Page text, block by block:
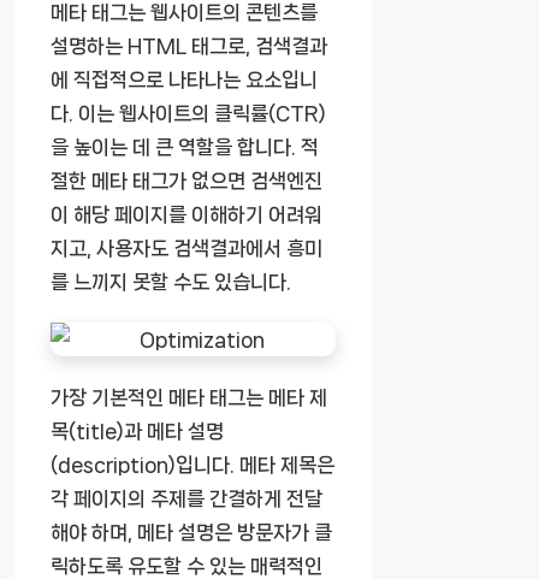
메타 태그는 웹사이트의 콘텐츠를
설명하는 HTML 태그로, 검색결과
에 직접적으로 나타나는 요소입니
다. 이는 웹사이트의 클릭률(CTR)
을 높이는 데 큰 역할을 합니다. 적
절한 메타 태그가 없으면 검색엔진
이 해당 페이지를 이해하기 어려워
지고, 사용자도 검색결과에서 흥미
를 느끼지 못할 수도 있습니다.
가장 기본적인 메타 태그는 메타 제
목(title)과 메타 설명
(description)입니다. 메타 제목은
각 페이지의 주제를 간결하게 전달
해야 하며, 메타 설명은 방문자가 클
릭하도록 유도할 수 있는 매력적인